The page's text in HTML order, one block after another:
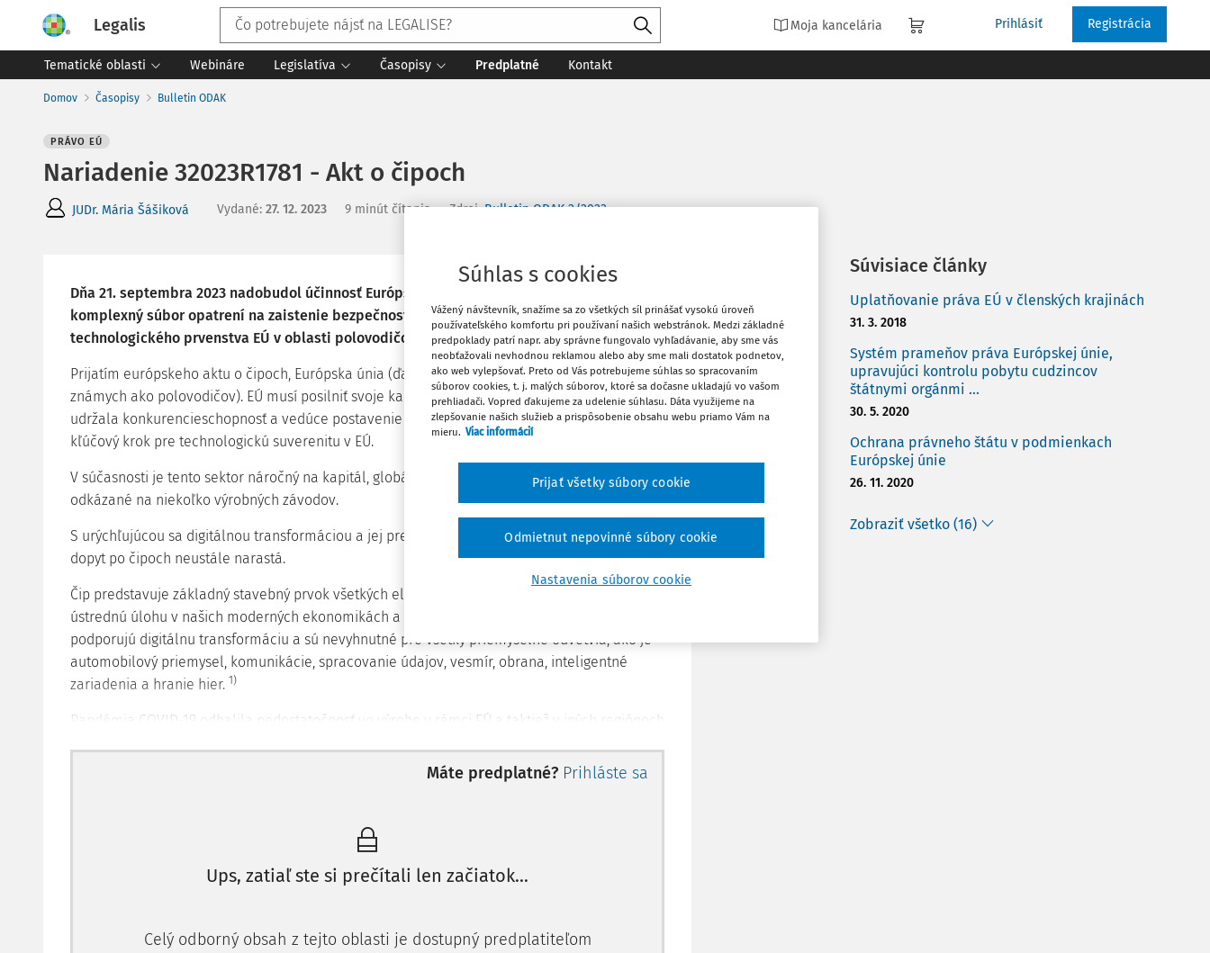
Legalis Moja kancelária Prihlásiť Registrácia
Tematické oblasti Webináre Legislatíva Časopisy Predplatné Kontakt
Domov Časopisy Bulletin ODAK
PRÁVO EÚ
Nariadenie 32023R1781 - Akt o čipoch
JUDr. Mária Šášiková Vydané: 27. 12. 2023 9 minút čítania Zdroj:Bulletin ODAK 2/2023
Dňa 21. septembra 2023 nadobudol účinnosť Európsky akt o čipoch, ktorý zavádza
komplexný súbor opatrení na zaistenie bezpečnosti dodávok, odolnosti a
technologického prvenstva EÚ v oblasti polovodičových technológií a aplikácií.
Prijatím európskeho aktu o čipoch, Európska únia (ďalej len "EÚ)" rieši nedostatok čipov (tiež
známych ako polovodičov). EÚ musí posilniť svoje kapacity v oblasti polovodičov, aby si
udržala konkurencieschopnosť a vedúce postavenie Európy v oblasti technológií. Je to
kľúčový krok pre technologickú suverenitu v EÚ.
V súčasnosti je tento sektor náročný na kapitál, globálne dodávateľské reťazce sú zložité a
odkázané na niekoľko výrobných závodov.
S urýchľujúcou sa digitálnou transformáciou a jej prenikaním do všetkých súčastí spoločnosti,
dopyt po čipoch neustále narastá.
Čip predstavuje základný stavebný prvok všetkých elektronických produktov. Zohráva
ústrednú úlohu v našich moderných ekonomikách a v našom každodennom živote. Čipy
podporujú digitálnu transformáciu a sú nevyhnutné pre všetky priemyselné odvetvia, ako je
automobilový priemysel, komunikácie, spracovanie údajov, vesmír, obrana, inteligentné
zariadenia a hranie hier. 1)
Pandémia COVID-19 odhalila nedostatočnosť vo výrobe v rámci EÚ a taktiež v iných regiónoch
desaťpercentný celosvetový podiel na trhu výroby polovodičov a vo zvyšnej časti je závislá
od dodávateľov z tretích krajín. Európske rezervy čipov, by sa v prípade výpadku alebo
Máte predplatné? Prihláste sa
Ups, zatiaľ ste si prečítali len začiatok...
Celý odborný obsah z tejto oblasti je dostupný predplatiteľom
Obľúbené
Zdieľať
Poznámka
Súvisiace články
Uplatňovanie práva EÚ v členských krajinách
31. 3. 2018
Systém prameňov práva Európskej únie,
upravujúci kontrolu pobytu cudzincov
štátnymi orgánmi ...
30. 5. 2020
Ochrana právneho štátu v podmienkach
Európskej únie
26. 11. 2020
Zobraziť všetko (16)
Súhlas s cookies
Vážený návštevník, snažíme sa zo všetkých síl prinášať vysokú úroveň
používateľského komfortu pri používaní našich webstránok. Medzi základné
predpoklady patrí napr. aby správne fungovalo vyhľadávanie, aby sme vás
neobťažovali nevhodnou reklamou alebo aby sme mali dostatok podnetov,
ako web vylepšovať. Preto od Vás potrebujeme súhlas so spracovaním
súborov cookies, t. j. malých súborov, ktoré sa dočasne ukladajú vo vašom
prehliadači. Vopred ďakujeme za udelenie súhlasu. Dáta využijeme na
zlepšovanie našich služieb a prispôsobenie obsahu webu priamo Vám na
mieru. Viac informácií
Nastavenia súborov cookie
Odmietnut nepovinné súbory cookie
Prijať všetky súbory cookie